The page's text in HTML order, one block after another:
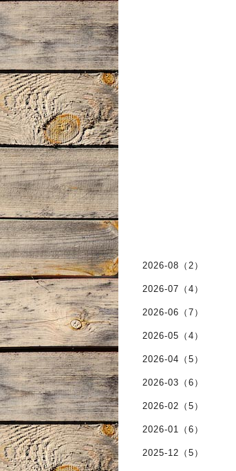
2026-08（2）
2026-07（4）
2026-06（7）
2026-05（4）
2026-04（5）
2026-03（6）
2026-02（5）
2026-01（6）
2025-12（5）